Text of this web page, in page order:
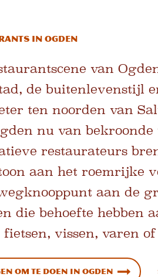
in Ogden
van
de buitenlevenstijl
ten noorden van
nu van
restaurateurs
aan het roemrijke
aan de
die behoefte hebben
fietsen, vissen, varen of
om te doen in Ogden